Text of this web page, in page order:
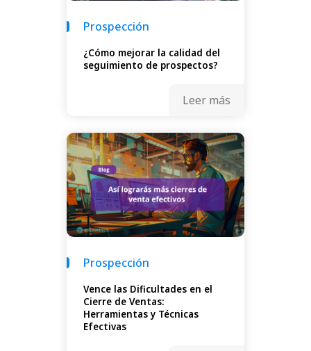
Prospección
¿Cómo mejorar la calidad del
seguimiento de prospectos?
Leer más
Prospección
Vence las Dificultades en el
Cierre de Ventas:
Herramientas y Técnicas
Efectivas